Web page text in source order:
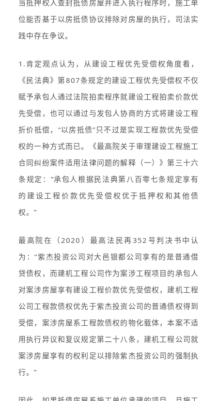
当抵押权人查封抵债房屋并进入执行程序时，施工单
位能否基于以房抵债协议排除对房屋的执行，司法实
践中存在争议。
1.肯定观点认为，从建设工程优先受偿权角度看，
《民法典》第807条规定的建设工程优先受偿权不仅
赋予承包人通过法院拍卖程序就建设工程拍卖价款优
先受偿，也可以通过与发包人协商的方式将建设工程
折价抵偿，“以房抵债”只不过是实现工程款优先受偿
权的一种方式而已。《最高院关于审理建设工程施工
合同纠纷案件适用法律问题的解释（一）》第三十六
条规定：“承包人根据民法典第八百零七条规定享有
的建设工程价款优先受偿权优于抵押权和其他债
权。”
最高院在（2020）最高法民再352号判决书中认
为：“紫杰投资公司对大邑银都公司享有的是普通借
贷债权，而建机工程公司作为案涉工程项目的承包人
对案涉房屋享有建设工程价款优先受偿权，建机工程
公司工程款债权优先于紫杰投资公司的普通债权得到
受偿，案涉房屋系工程款债权的物化载体，本案不适
用执行异议和复议规定第二十八条，建机工程公司就
案涉房屋享有的权利足以排除紫杰投资公司的强制执
行。”